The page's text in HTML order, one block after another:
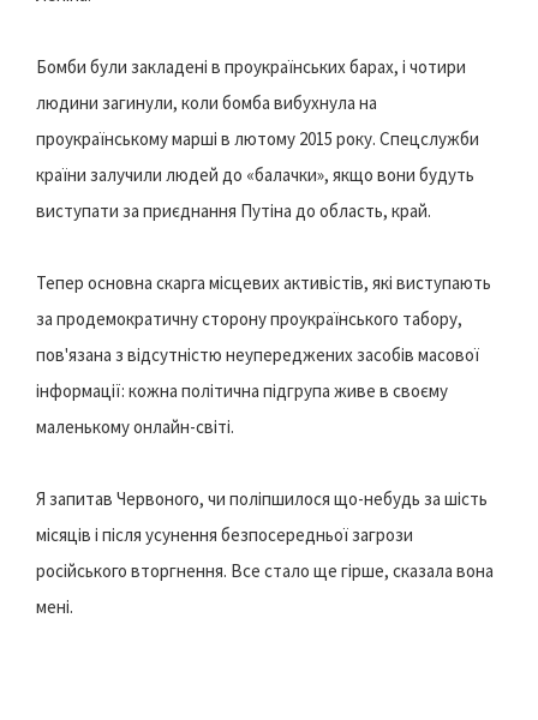
Бомби були закладені в проукраїнських барах, і чотири
людини загинули, коли бомба вибухнула на
проукраїнському марші в лютому 2015 року. Спецслужби
країни залучили людей до «балачки», якщо вони будуть
виступати за приєднання Путіна до область, край.
Тепер основна скарга місцевих активістів, які виступають
за продемократичну сторону проукраїнського табору,
пов'язана з відсутністю неупереджених засобів масової
інформації: кожна політична підгрупа живе в своєму
маленькому онлайн-світі.
Я запитав Червоного, чи поліпшилося що-небудь за шість
місяців і після усунення безпосередньої загрози
російського вторгнення. Все стало ще гірше, сказала вона
мені.